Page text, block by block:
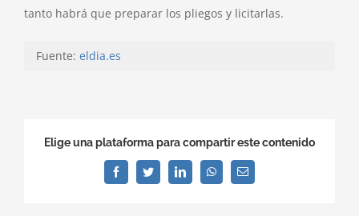
tanto habrá que preparar los pliegos y licitarlas.
Fuente: eldia.es
Elige una plataforma para compartir este contenido
FacebookTwitterLinkedInWhatsAppCorreo
electrónico